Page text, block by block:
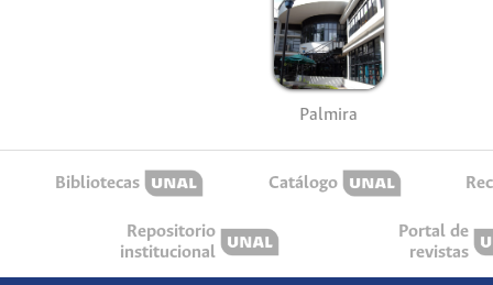
Palmira
Bibliotecas Catálogo
Repositorio
institucional
Portal de
revistas